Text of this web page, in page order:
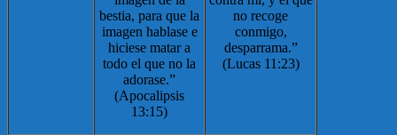
bestia, para que la
imagen hablase e
hiciese matar a
todo el que no la
adorase.”
(Apocalipsis
13:15)
no recoge
conmigo,
desparrama.”
(Lucas 11:23)